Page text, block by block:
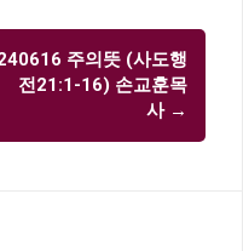
주의뜻 (사도행
전21:1-16) 손교훈목
사 →